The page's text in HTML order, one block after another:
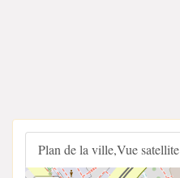
Plan de la ville,Vue satellite